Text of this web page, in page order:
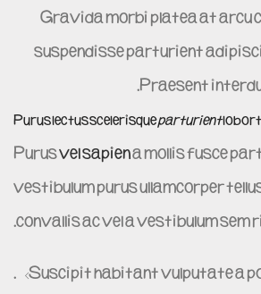
Gravida morbi platea at arcu
suspendisse parturient
Praesent
Purus lectus scelerisqueparturient
Purusvel sapiena mollis fusce
vestibulum purus ullamcorper
convallis ac vel a vestibulum sem
Suscipit habitant vulputate a